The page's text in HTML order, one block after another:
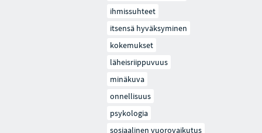
ihmissuhteet
itsensä hyväksyminen
kokemukset
läheisriippuvuus
minäkuva
onnellisuus
psykologia
sosiaalinen vuorovaikutus